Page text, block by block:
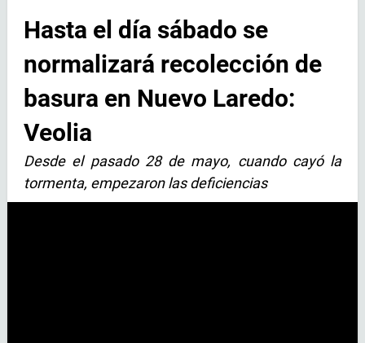
Hasta el día sábado se
normalizará recolección de
basura en Nuevo Laredo:
Veolia
Desde el pasado 28 de mayo, cuando cayó la
tormenta, empezaron las deficiencias